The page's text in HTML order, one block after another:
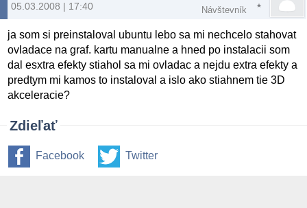
05.03.2008 | 17:40 Návštevník
ja som si preinstaloval ubuntu lebo sa mi nechcelo stahovat
ovladace na graf. kartu manualne a hned po instalacii som
dal esxtra efekty stiahol sa mi ovladac a nejdu extra efekty a
predtym mi kamos to instaloval a islo ako stiahnem tie 3D
akceleracie?
Zdieľať
Facebook Twitter